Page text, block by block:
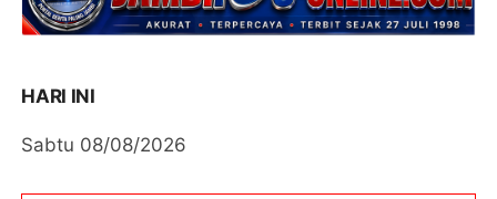
HARI INI
Sabtu 08/08/2026